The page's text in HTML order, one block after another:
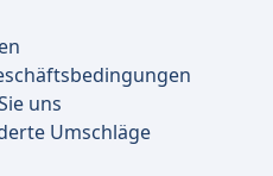
uns
Umschläge